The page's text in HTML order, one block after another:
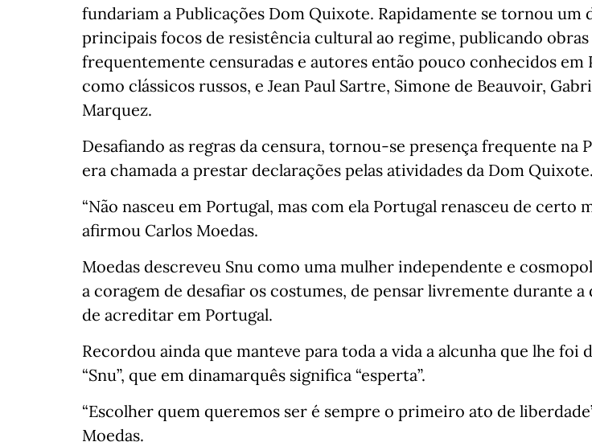
fundariam a Publicações Dom Quixote. Rapidamente se tornou um
principais focos de resistência cultural ao regime, publicando obras
frequentemente censuradas e autores então pouco conhecidos em
como clássicos russos, e Jean Paul Sartre, Simone de Beauvoir,
Marquez.
Desafiando as regras da censura, tornou-se presença frequente na
era chamada a prestar declarações pelas atividades da Dom Quixote.
“Não nasceu em Portugal, mas com ela Portugal renasceu de certo
afirmou Carlos Moedas.
Moedas descreveu Snu como uma mulher independente e
a coragem de desafiar os costumes, de pensar livremente durante a
de acreditar em Portugal.
Recordou ainda que manteve para toda a vida a alcunha que lhe foi
“Snu”, que em dinamarquês significa “esperta”.
“Escolher quem queremos ser é sempre o primeiro ato de
Moedas.